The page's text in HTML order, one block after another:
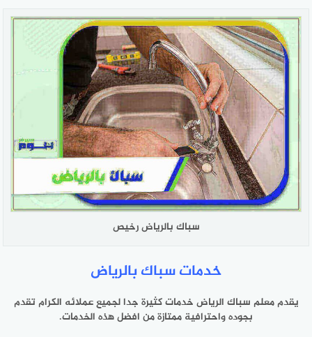
سباك بالرياض رخيص
خدمات سباك بالرياض
يقدم معلم سباك الرياض خدمات كثيرة جدا لجميع عملائه الكرام تقدم
بجوده واحترافية ممتازة من افضل هذه الخدمات.